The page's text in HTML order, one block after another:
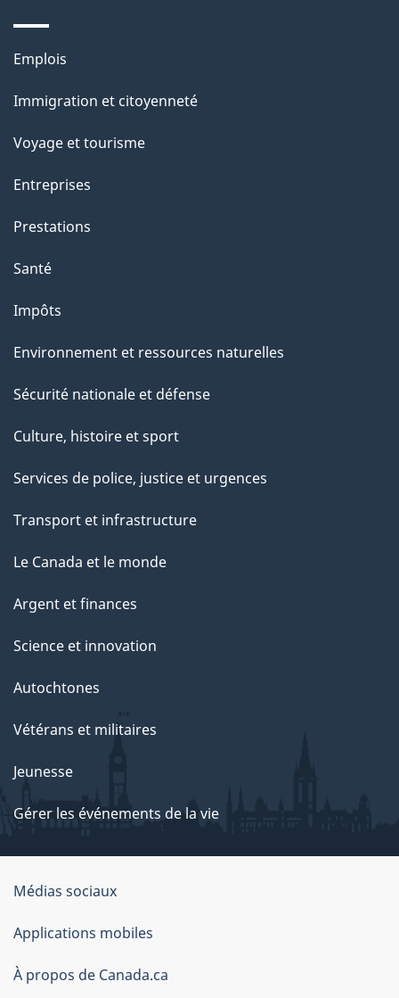
l
a
a
g
"
Thèmes
sujets
Emplois
Immigration et citoyenneté
Voyage et tourisme
Entreprises
Prestations
Santé
Impôts
Environnement et ressources naturelles
Sécurité nationale et défense
Culture, histoire et sport
Services de police, justice et urgences
Transport et infrastructure
Le Canada et le monde
Argent et finances
Science et innovation
Autochtones
Vétérans et militaires
Jeunesse
Gérer les événements de la vie
Organisation
du
gouvernement
du
Médias sociaux
Applications mobiles
À propos de Canada.ca